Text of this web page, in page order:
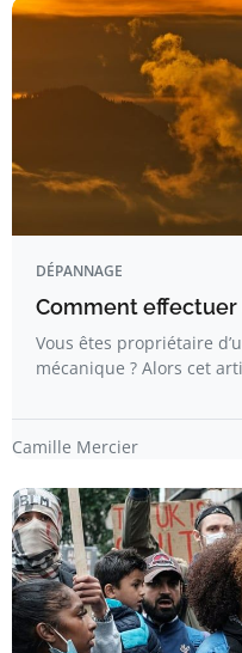
DÉPANNAGE
Comment effectuer
Vous êtes propriétaire
mécanique ? Alors cet
Camille Mercier